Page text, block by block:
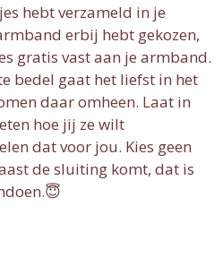
hebt verzameld in je
erbij hebt gekozen,
gratis vast aan je armband.
bedel gaat het liefst in het
daar omheen. Laat in
hoe jij ze wilt
dat voor jou. Kies geen
de sluiting komt, dat is